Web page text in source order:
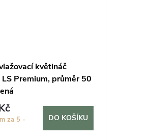
květináč
LS Premium, průměr 50
za 5 -
DO KOŠÍKU